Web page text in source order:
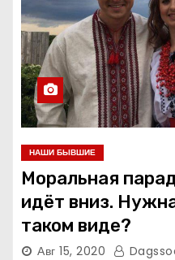
НАШИ БЫВШИЕ
Моральная
идёт вниз.
таком виде?
Авг 15, 2020